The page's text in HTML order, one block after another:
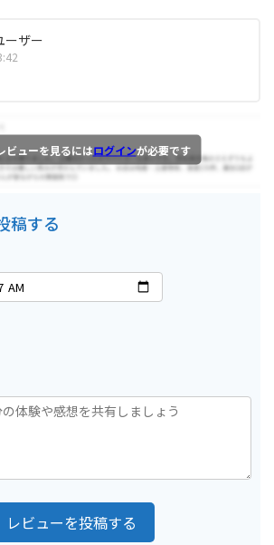
ーザー
ビューを見るにはログインが必要です
稿する
レビューを投稿する